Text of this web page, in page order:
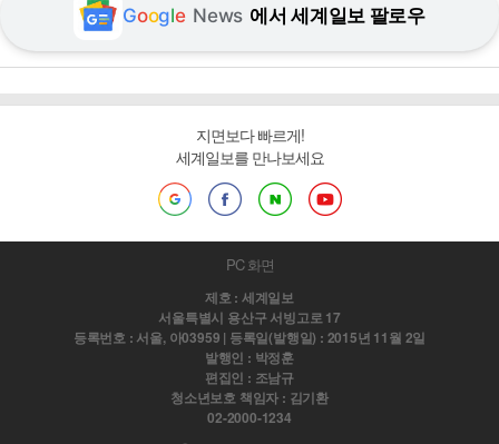
Google News 에서 세계일보 팔로우
지면보다 빠르게!
세계일보를 만나보세요
PC 화면
제호 : 세계일보
서울특별시 용산구 서빙고로 17
등록번호 : 서울, 아03959 | 등록일(발행일) : 2015년 11월 2일
발행인 : 박정훈
편집인 : 조남규
청소년보호 책임자 : 김기환
02-2000-1234